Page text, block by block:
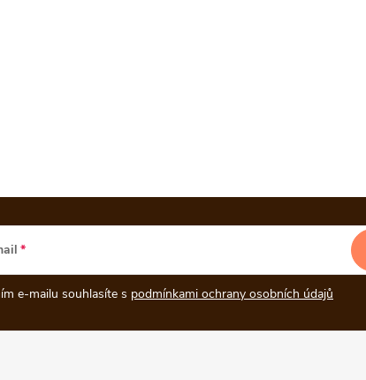
e-mailu souhlasíte s podmínkami ochrany osobních údajů